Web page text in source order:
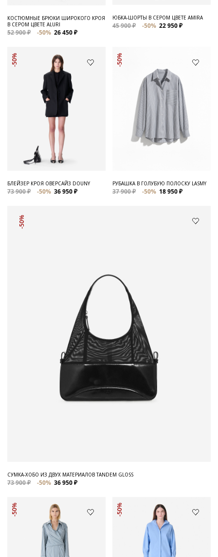
КОСТЮМНЫЕ БРЮКИ ШИРОКОГО КРОЯ
В СЕРОМ ЦВЕТЕ ALURI
52 900 ₽ -50% 26 450 ₽
ЮБКА-ШОРТЫ В СЕРОМ ЦВЕТЕ AMIRA
45 900 ₽ -50% 22 950 ₽
-50%
БЛЕЙЗЕР КРОЯ ОВЕРСАЙЗ DOUNY
73 900 ₽ -50% 36 950 ₽
-50%
РУБАШКА В ГОЛУБУЮ ПОЛОСКУ LASMY
37 900 ₽ -50% 18 950 ₽
-50%
СУМКА-ХОБО ИЗ ДВУХ МАТЕРИАЛОВ TANDEM GLOSS
73 900 ₽ -50% 36 950 ₽
-50% -50%